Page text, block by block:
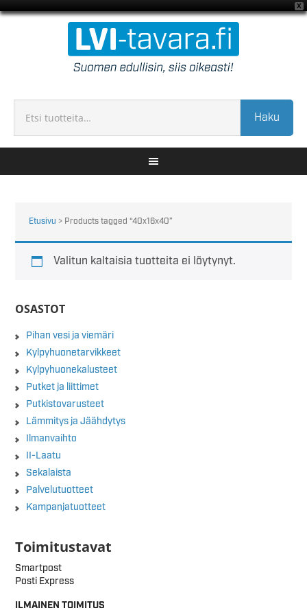
X
Haku
Etusivu > Products tagged “40x16x40”
Valitun kaltaisia tuotteita ei löytynyt.
OSASTOT
Pihan vesi ja viemäri
Kylpyhuonetarvikkeet
Kylpyhuonekalusteet
Putket ja liittimet
Putkistovarusteet
Lämmitys ja Jäähdytys
Ilmanvaihto
II-Laatu
Sekalaista
Palvelutuotteet
Kampanjatuotteet
Toimitustavat
Smartpost
Posti Express
ILMAINEN TOIMITUS